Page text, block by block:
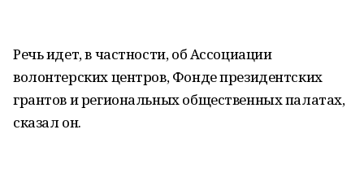
Речь идет, в частности, об Ассоциации
волонтерских центров, Фонде президентских
грантов и региональных общественных палатах,
сказал он.